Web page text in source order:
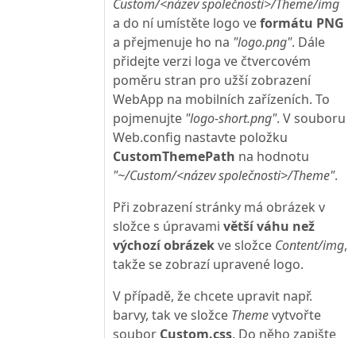
Custom/<název společnosti>/Theme/img
a do ní umístěte logo veformátu PNG
a přejmenuje ho na "logo.png". Dále
přidejte verzi loga ve čtvercovém
poměru stran pro užší zobrazení
WebApp na mobilních zařízeních. To
pojmenujte "logo-short.png". V souboru
Web.config nastavte položku
CustomThemePath na hodnotu
"~/Custom/<název společnosti>/Theme".
Při zobrazení stránky má obrázek v
složce s úpravami větší váhu než
výchozí obrázekve složce Content/img,
takže se zobrazí upravené logo.
V případě, že chcete upravit např.
barvy, tak ve složce Themevytvořte
soubor Custom.css. Do něho zapište